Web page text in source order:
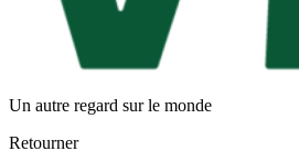
Un autre regard sur le monde
Retourner